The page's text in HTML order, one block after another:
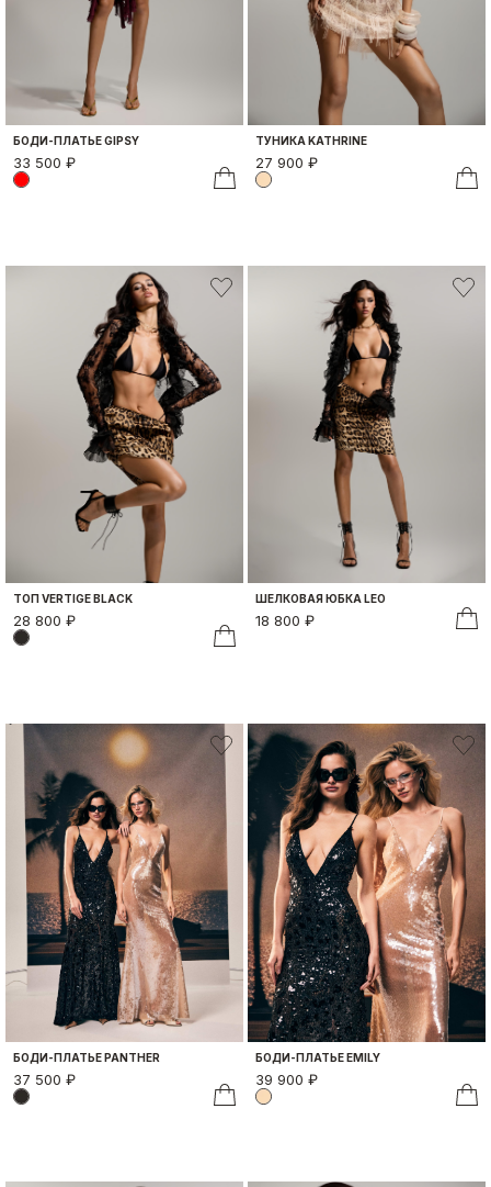
БОДИ-ПЛАТЬЕ GIPSY
33 500 ₽
ТУНИКА KATHRINE
27 900 ₽
ТОП VERTIGE BLACK
28 800 ₽
ШЕЛКОВАЯ ЮБКА LEO
18 800 ₽
БОДИ-ПЛАТЬЕ PANTHER
37 500 ₽
БОДИ-ПЛАТЬЕ EMILY
39 900 ₽